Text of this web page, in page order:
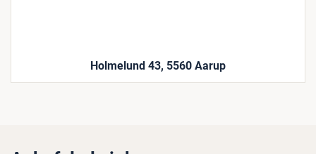
Holmelund 43, 5560 Aarup